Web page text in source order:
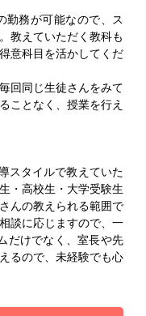
勤務が可能なので、ス
教えていただく教科も
意科目を活かしてくだ
回同じ生徒さんをみて
ことなく、授業を行え
スタイルで教えていた
・高校生・大学受験生
んの教えられる範囲で
談に応じますので、一
だけでなく、室長や先
るので、未経験でも心